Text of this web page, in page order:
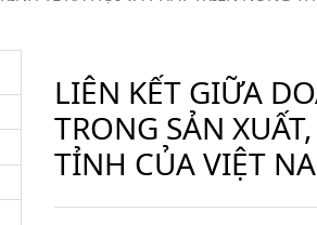
LIÊN KẾT GIỮA
TRONG SẢN
TỈNH CỦA VIỆT